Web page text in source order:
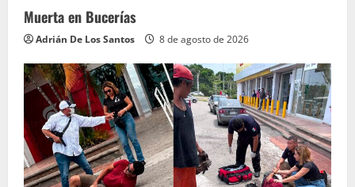
Muerta en Bucerías
Adrián De Los Santos 8 de agosto de 2026